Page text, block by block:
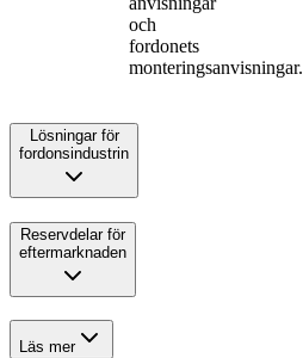
och
fordonets
monteringsanvisningar.
Lösningar för
fordonsindustrin
Reservdelar för
eftermarknaden
Läs mer